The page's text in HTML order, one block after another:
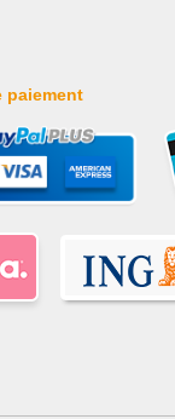
paiement